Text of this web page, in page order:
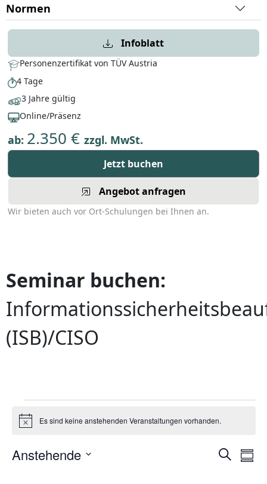
Normen
Infoblatt
Personenzertifikat von TÜV Austria
4 Tage
3 Jahre gültig
Online/Präsenz
ab: 2.350 € zzgl. MwSt.
Jetzt buchen
Angebot anfragen
Wir bieten auch vor Ort-Schulungen bei Ihnen an.
Seminar buchen:
(ISB)/CISO
HinweisEs sind keine anstehenden Veranstaltungen vorhanden.
Suche
Anstehende